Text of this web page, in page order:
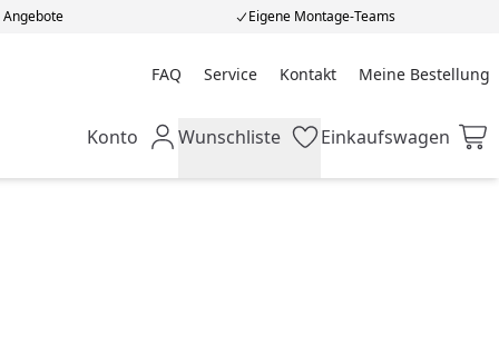
Eigene Montage-Teams
FAQ Service Kontakt Meine Bestellung
Meine Bestellung
Mein Konto
Konto Wunschliste
Wunschliste Einkaufswagen
Einkaufswagen